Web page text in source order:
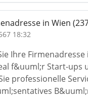
in Wien
18:32
Ihre
f&uuml;r Start-
professionelle